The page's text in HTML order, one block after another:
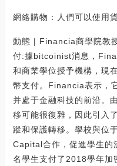
網絡購物：人們可以使用
動態 | Financia商學院教
付:據bitcoinist消息，
和商業學位授予機構，現
幣支付。Financia表示，
并處于金融科技的前沿。
移可能很復雜，因此引入
蹤和保護轉移。學校與位
Capital合作，促進學生的
名學生支付了2018學年